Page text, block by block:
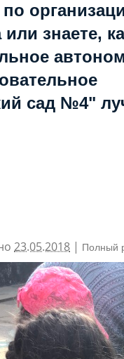
знаете,
сад №4"
23.05.2018 | Полный